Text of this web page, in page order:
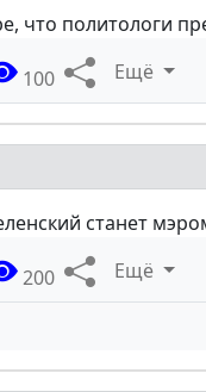
что политологи
100 Ещё
станет
200 Ещё